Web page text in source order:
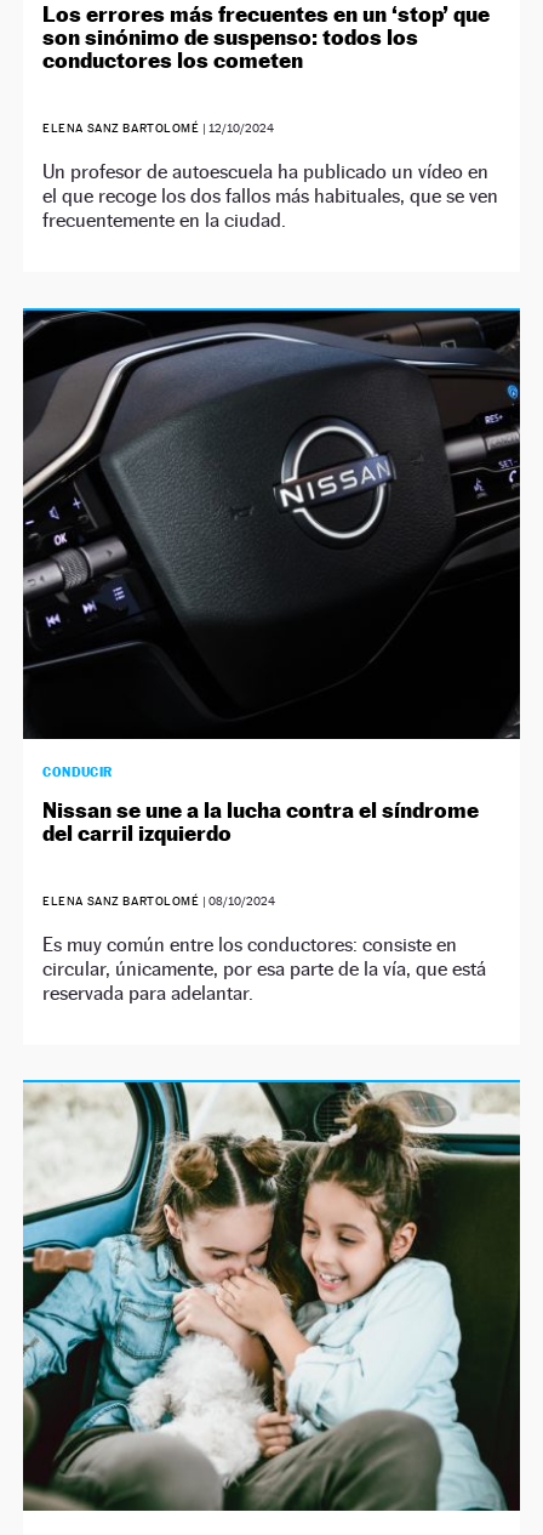
Los errores más frecuentes en un ‘stop’ que
son sinónimo de suspenso: todos los
conductores los cometen
ELENA SANZ BARTOLOMÉ | 12/10/2024
Un profesor de autoescuela ha publicado un vídeo en
el que recoge los dos fallos más habituales, que se ven
frecuentemente en la ciudad.
CONDUCIR
Nissan se une a la lucha contra el síndrome
del carril izquierdo
ELENA SANZ BARTOLOMÉ | 08/10/2024
Es muy común entre los conductores: consiste en
circular, únicamente, por esa parte de la vía, que está
reservada para adelantar.